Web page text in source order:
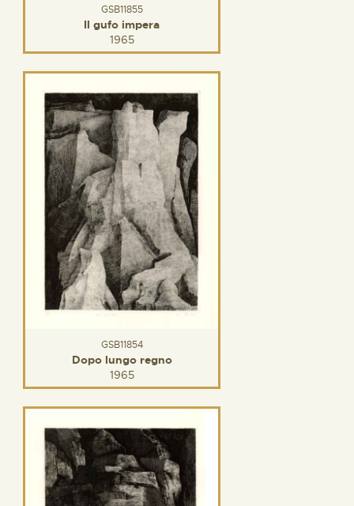
GSB11855
Il gufo impera
1965
GSB11854
Dopo lungo regno
1965